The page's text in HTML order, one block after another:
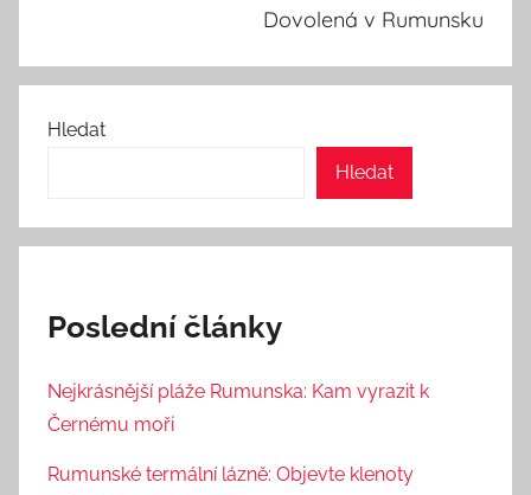
Dovolená v Rumunsku
Hledat
Hledat
Poslední články
Nejkrásnější pláže Rumunska: Kam vyrazit k
Černému moři
Rumunské termální lázně: Objevte klenoty